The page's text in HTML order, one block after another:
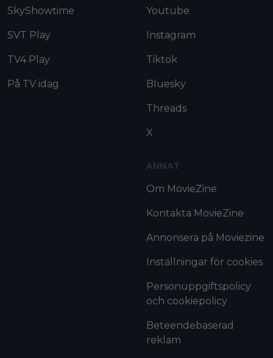
SkyShowtime
SVT Play
TV4 Play
På TV idag
Youtube
Instagram
Tiktok
Bluesky
Threads
X
ANNAT
Om MovieZine
Kontakta MovieZine
Annonsera på Moviezine
Inställningar för cookies
Personuppgiftspolicy
och cookiepolicy
Beteendebaserad
reklam